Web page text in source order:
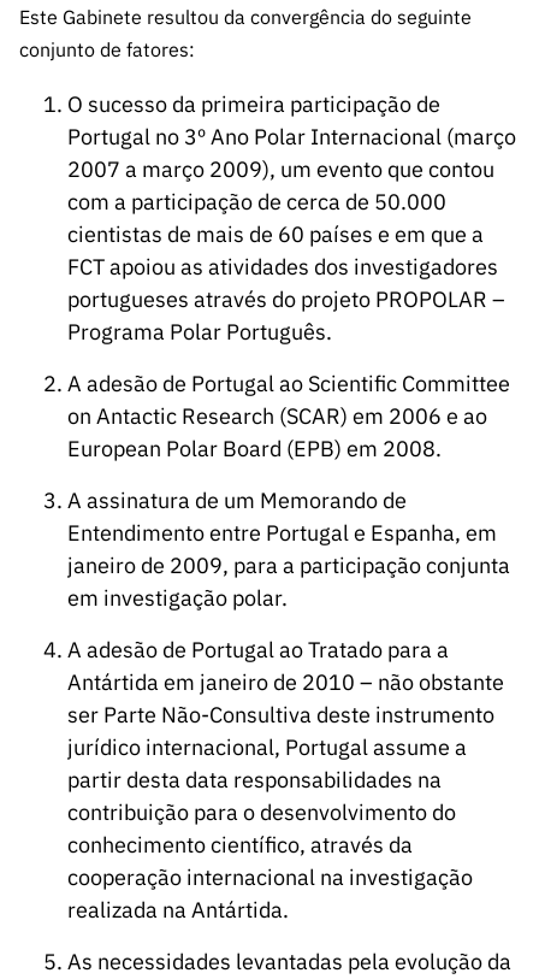
Este Gabinete resultou da convergência do seguinte
conjunto de fatores:
O sucesso da primeira participação de
Portugal no 3º Ano Polar Internacional (março
2007 a março 2009), um evento que contou
com a participação de cerca de 50.000
cientistas de mais de 60 países e em que a
FCT apoiou as atividades dos investigadores
portugueses através do projeto PROPOLAR –
Programa Polar Português.
A adesão de Portugal ao Scientific Committee
on Antactic Research (SCAR) em 2006 e ao
European Polar Board (EPB) em 2008.
A assinatura de um Memorando de
Entendimento entre Portugal e Espanha, em
janeiro de 2009, para a participação conjunta
em investigação polar.
A adesão de Portugal ao Tratado para a
Antártida em janeiro de 2010 – não obstante
ser Parte Não-Consultiva deste instrumento
jurídico internacional, Portugal assume a
partir desta data responsabilidades na
contribuição para o desenvolvimento do
conhecimento científico, através da
cooperação internacional na investigação
realizada na Antártida.
As necessidades levantadas pela evolução da